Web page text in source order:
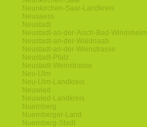
Neunkirchen-Saar-Landkreis
Neusaess
Neustadt
Neustadt-an-der-Aisch-Bad-Windsheim
Neustadt-an-der-Waldnaab
Neustadt-an-der-Weinstrasse
Neustadt-Pfalz
Neustadt-Weinstrasse
Neu-Ulm
Neu-Ulm-Landkreis
Neuwied
Neuwied-Landkreis
Nuernberg
Nuernberger-Land
Nuernberg-Stadt